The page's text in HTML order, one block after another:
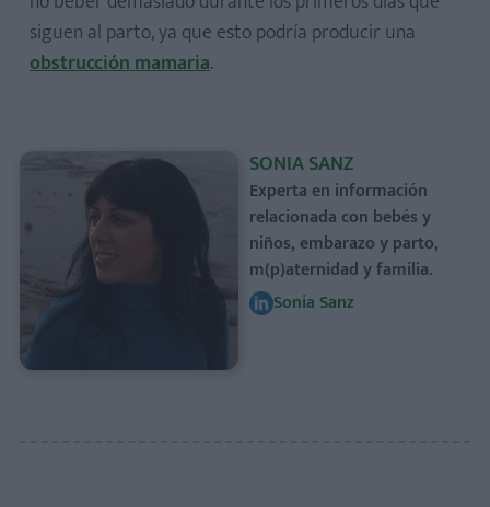
siguen al parto, ya que esto podría producir una
obstrucción mamaria.
SONIA SANZ
Experta en información
relacionada con bebés y
niños, embarazo y parto,
m(p)aternidad y familia.
Sonia Sanz